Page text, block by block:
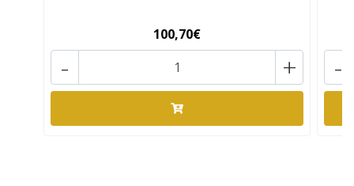
100,70€
+
- -